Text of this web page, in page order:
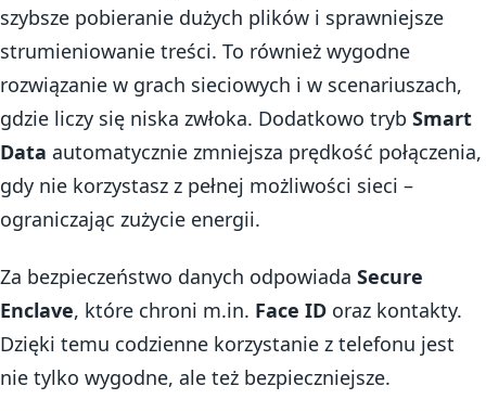
szybsze pobieranie dużych plików i sprawniejsze
strumieniowanie treści. To również wygodne
rozwiązanie w grach sieciowych i w scenariuszach,
gdzie liczy się niska zwłoka. Dodatkowo tryb Smart
Data automatycznie zmniejsza prędkość połączenia,
gdy nie korzystasz z pełnej możliwości sieci –
ograniczając zużycie energii.
Za bezpieczeństwo danych odpowiada Secure
Enclave, które chroni m.in. Face ID oraz kontakty.
Dzięki temu codzienne korzystanie z telefonu jest
nie tylko wygodne, ale też bezpieczniejsze.